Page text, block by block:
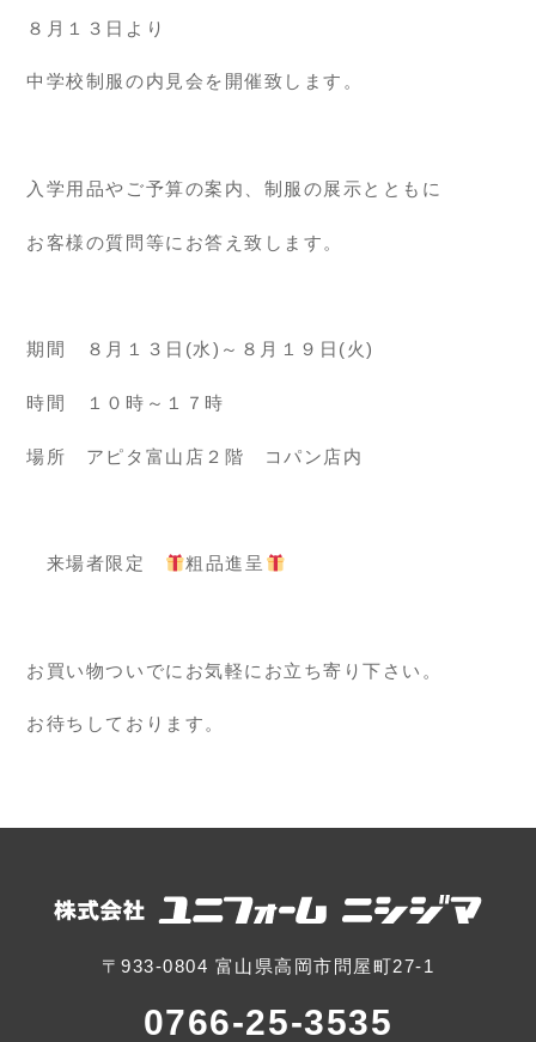
８月１３日より
中学校制服の内見会を開催致します。
入学用品やご予算の案内、制服の展示とともに
お客様の質問等にお答え致します。
期間 ８月１３日(水)～８月１９日(火)
時間 １０時～１７時
場所 アピタ富山店２階 コパン店内
来場者限定 粗品進呈
お買い物ついでにお気軽にお立ち寄り下さい。
お待ちしております。
〒933-0804 富山県高岡市問屋町27-1
0766-25-3535